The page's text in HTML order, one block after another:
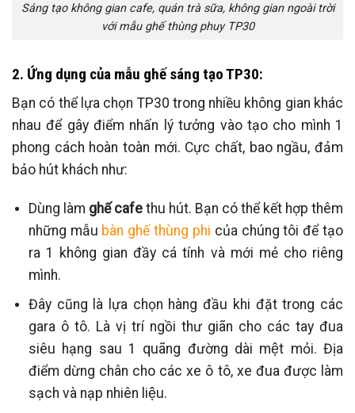
Sáng tạo không gian cafe, quán trà sữa, không gian ngoài trời
với mẫu ghế thùng phuy TP30
2. Ứng dụng của mẫu ghế sáng tạo TP30:
Bạn có thể lựa chọn TP30 trong nhiều không gian khác
nhau để gây điểm nhấn lý tưởng vào tạo cho mình 1
phong cách hoàn toàn mới. Cực chất, bao ngầu, đảm
bảo hút khách như:
Dùng làm ghế cafethu hút. Bạn có thể kết hợp thêm
những mẫu bàn ghế thùng phi của chúng tôi để tạo
ra 1 không gian đầy cá tính và mới mẻ cho riêng
mình.
Đây cũng là lựa chọn hàng đầu khi đặt trong các
gara ô tô. Là vị trí ngồi thư giãn cho các tay đua
siêu hạng sau 1 quãng đường dài mệt mỏi. Địa
điểm dừng chân cho các xe ô tô, xe đua được làm
sạch và nạp nhiên liệu.